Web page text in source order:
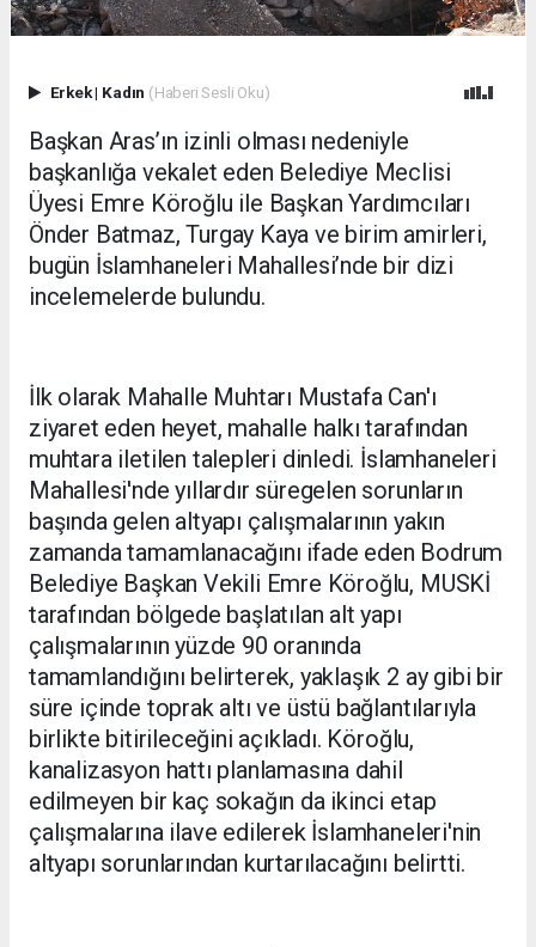
Erkek| Kadın (Haberi Sesli Oku)
Başkan Aras’ın izinli olması nedeniyle
başkanlığa vekalet eden Belediye Meclisi
Üyesi Emre Köroğlu ile Başkan Yardımcıları
Önder Batmaz, Turgay Kaya ve birim amirleri,
bugün İslamhaneleri Mahallesi’nde bir dizi
incelemelerde bulundu.
İlk olarak Mahalle Muhtarı Mustafa Can'ı
ziyaret eden heyet, mahalle halkı tarafından
muhtara iletilen talepleri dinledi. İslamhaneleri
Mahallesi'nde yıllardır süregelen sorunların
başında gelen altyapı çalışmalarının yakın
zamanda tamamlanacağını ifade eden Bodrum
Belediye Başkan Vekili Emre Köroğlu, MUSKİ
tarafından bölgede başlatılan alt yapı
çalışmalarının yüzde 90 oranında
tamamlandığını belirterek, yaklaşık 2 ay gibi bir
süre içinde toprak altı ve üstü bağlantılarıyla
birlikte bitirileceğini açıkladı. Köroğlu,
kanalizasyon hattı planlamasına dahil
edilmeyen bir kaç sokağın da ikinci etap
çalışmalarına ilave edilerek İslamhaneleri'nin
altyapı sorunlarından kurtarılacağını belirtti.